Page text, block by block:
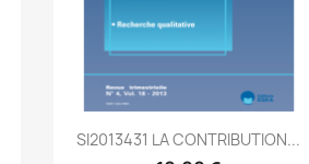
Aperçu rapide
SI2013431 LA CONTRIBUTION...